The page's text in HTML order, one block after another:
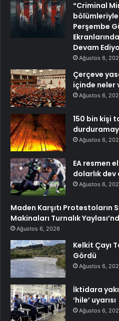
“Criminal
bölümleriyle
Perşembe
Devam
Ağustos 6,
Çerçeve
içinde neler
Ağustos 6,
150 bin kişi
Ağustos 6,
EA resmen
dolarlık
Ağustos 6,
Maden Karşıtı Protestoların
Makinaları Turnalık
Ağustos 6, 2026
Kelkit Çayı
Gördü
Ağustos 6,
İktidara
‘hile’ uyarısı
Ağustos 6,